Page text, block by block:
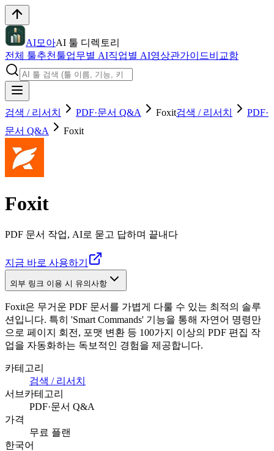
AI모아AI 툴 디렉토리
전체 툴추천툴업무별 AI직업별 AI영상관가이드비교함
검색 / 리서치 PDF·문서 Q&A Foxit검색 / 리서치
PDF·
문서 Q&A
Foxit
Foxit
PDF 문서 작업, AI로 묻고 답하며 끝내다
지금 바로 사용하기
외부 링크 이용 시 유의사항
Foxit은 무거운 PDF 문서를 가볍게 다룰 수 있는 최적의 솔루
션입니다. 특히 'Smart Commands' 기능을 통해 자연어 명령만
으로 페이지 회전, 포맷 변환 등 100가지 이상의 PDF 편집 작
업을 자동화하는 독보적인 경험을 제공합니다.
카테고리
검색 / 리서치
서브카테고리
PDF·문서 Q&A
가격
무료 플랜
한국어